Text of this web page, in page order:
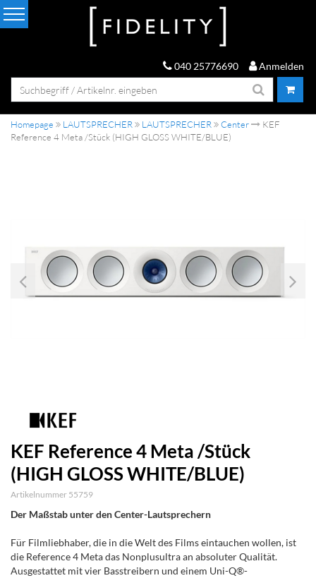
040 25776690 Anmelden
Homepage LAUTSPRECHER LAUTSPRECHER Center
KEF
Reference 4 Meta /Stück (HIGH GLOSS WHITE/BLUE)
KEF Reference 4 Meta /Stück
(HIGH GLOSS WHITE/BLUE)
Artikelnummer 55759
Der Maßstab unter den Center-Lautsprechern
Für Filmliebhaber, die in die Welt des Films eintauchen wollen, ist
die Reference 4 Meta das Nonplusultra an absoluter Qualität.
Ausgestattet mit vier Basstreibern und einem Uni-Q®-